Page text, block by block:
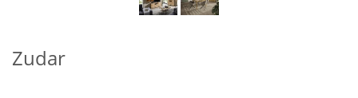
Zudar